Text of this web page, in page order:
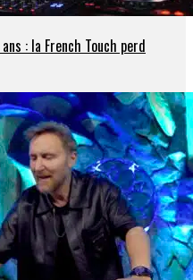
: la French Touch perd